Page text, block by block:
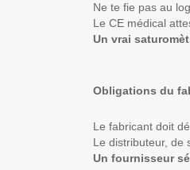
Ne te fie pas au
Le CE médical
Un vrai
Obligations du
Le fabricant doit
Le distributeur, de
Un fournisseur